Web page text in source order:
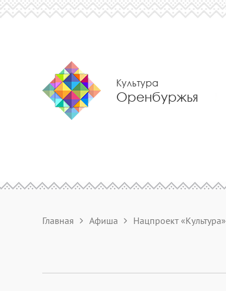
Культура
Оренбуржья
Главная Афиша Нацпроект «Культура»